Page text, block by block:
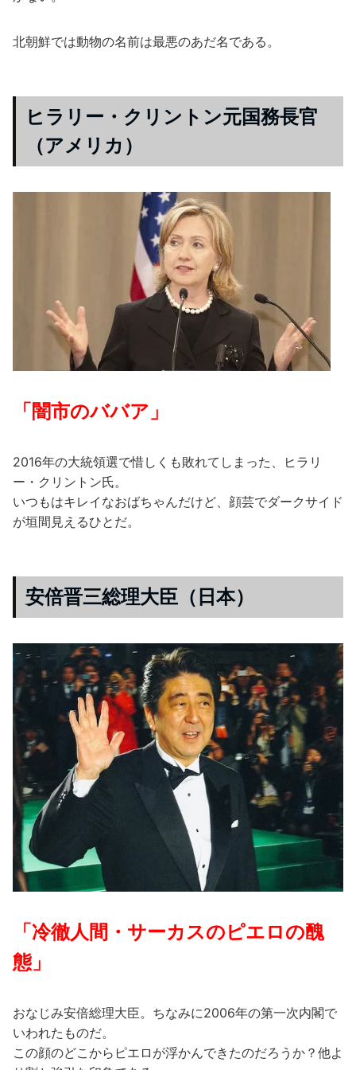
北朝鮮では動物の名前は最悪のあだ名である。
ヒラリー・クリントン元国務長官
（アメリカ）
「闇市のババア」
2016年の大統領選で惜しくも敗れてしまった、ヒラリ
ー・クリントン氏。
いつもはキレイなおばちゃんだけど、顔芸でダークサイド
が垣間見えるひとだ。
安倍晋三総理大臣（日本）
「冷徹人間・サーカスのピエロの醜
態」
おなじみ安倍総理大臣。ちなみに2006年の第一次内閣で
いわれたものだ。
この顔のどこからピエロが浮かんできたのだろうか？他よ